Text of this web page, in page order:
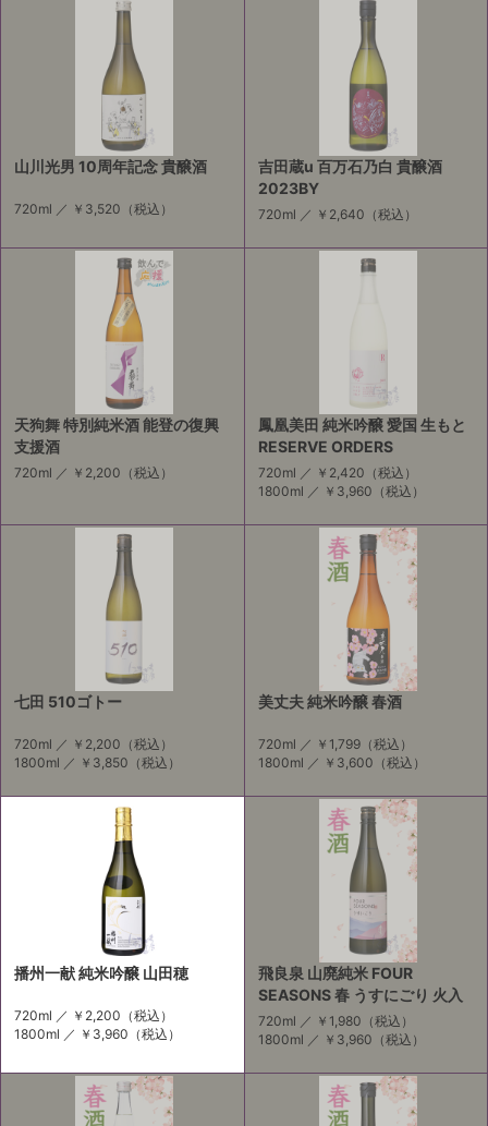
山川光男 10周年記念 貴醸酒
720ml ／ ￥3,520 （税込）
吉田蔵u 百万石乃白 貴醸酒
2023BY
720ml ／ ￥2,640 （税込）
天狗舞 特別純米酒 能登の復興
支援酒
720ml ／ ￥2,200 （税込）
鳳凰美田 純米吟醸 愛国 生もと
RESERVE ORDERS
720ml ／ ￥2,420 （税込）
1800ml ／ ￥3,960 （税込）
七田 510ゴトー
720ml ／ ￥2,200 （税込）
1800ml ／ ￥3,850 （税込）
美丈夫 純米吟醸 春酒
720ml ／ ￥1,799（税込）
1800ml ／ ￥3,600 （税込）
播州一献 純米吟醸 山田穂
720ml ／ ￥2,200 （税込）
1800ml ／ ￥3,960 （税込）
飛良泉 山廃純米 FOUR
SEASONS 春 うすにごり 火入
720ml ／ ￥1,980 （税込）
1800ml ／ ￥3,960 （税込）